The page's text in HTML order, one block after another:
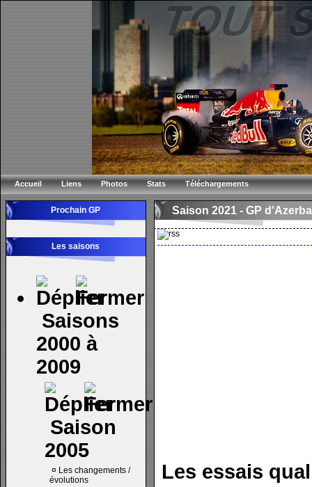
Accueil Liens Photos Stats Téléchargements
Prochain GP
Les saisons
Saisons
2000 à
2009
Saison
2005
¤ Les changements /
évolutions
Saison 2021 - GP
Les essais